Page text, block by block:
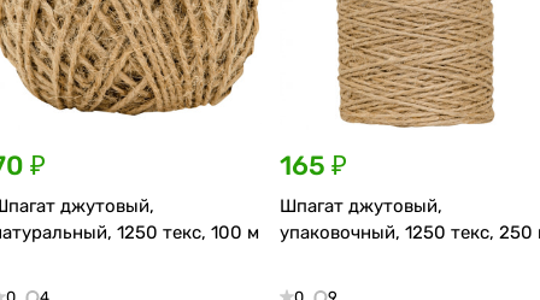
₽
джутовый,
1250 текс, 100 м
165 ₽
Шпагат джутовый,
упаковочный, 1250 текс, 250